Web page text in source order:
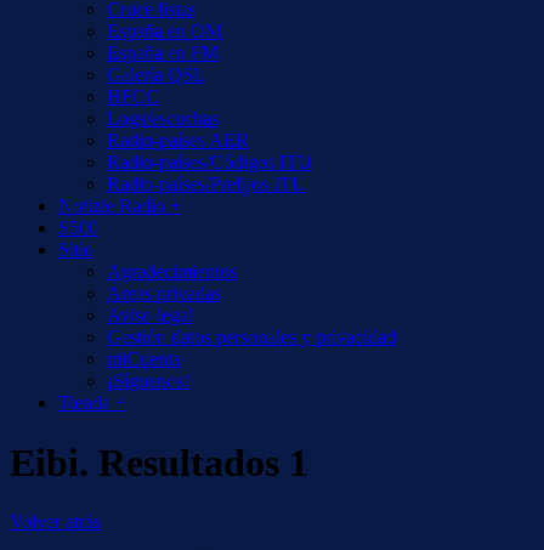
Cruce listas
España en OM
España en FM
Galería QSL
HFCC
Logs/escuchas
Radio-países AER
Radio-países/Códigos ITU
Radio-países/Prefijos ITU
Notizie Radio +
S500
Sitio
Agradecimientos
Áreas privadas
Aviso legal
Gestión datos personales y privacidad
miCuenta
¡Síguenos!
Tienda +
Eibi. Resultados 1
Volver atrás